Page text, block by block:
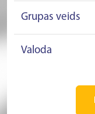
Grupas veids
Valoda